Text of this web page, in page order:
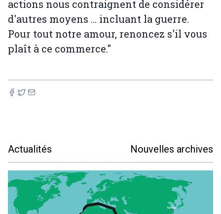
actions nous contraignent de considérer
d'autres moyens ... incluant la guerre.
Pour tout notre amour, renoncez s'il vous
plaît à ce commerce."
Actualités Nouvelles archives